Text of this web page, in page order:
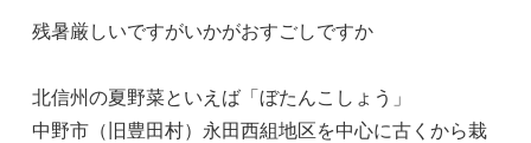
残暑厳しいですがいかがおすごしですか
北信州の夏野菜といえば「ぼたんこしょう」
中野市（旧豊田村）永田西組地区を中心に古くから栽